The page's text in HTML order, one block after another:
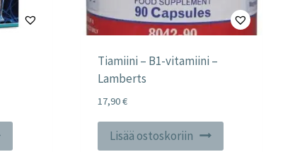
Tiamiini – B1-vitamiini –
Lamberts
17,90€
Lisää ostoskoriin